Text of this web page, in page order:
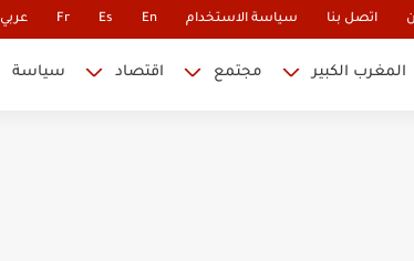
اتصل بنا سياسة الاستخدام En
Es
Fr عربي
المغرب الكبير مجتمع اقتصاد سياسة